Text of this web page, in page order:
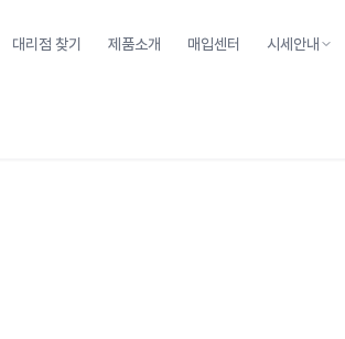
대리점 찾기 제품소개 매입센터 시세안내